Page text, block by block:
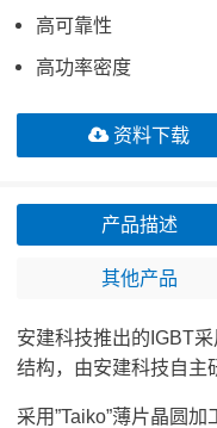
高可靠性
高功率密度
资料下载
产品描述
其他产品
安建科技推出的IGBT
结构，由安建科技自主
采用”Taiko”薄片晶圆